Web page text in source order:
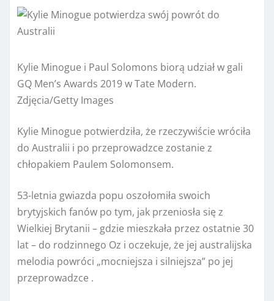
Kylie Minogue i Paul Solomons biorą udział w gali
GQ Men’s Awards 2019 w Tate Modern.
Zdjęcia/Getty Images
Kylie Minogue potwierdziła, że ​​rzeczywiście wróciła
do Australii i po przeprowadzce zostanie z
chłopakiem Paulem Solomonsem.
53-letnia gwiazda popu oszołomiła swoich
brytyjskich fanów po tym, jak przeniosła się z
Wielkiej Brytanii – gdzie mieszkała przez ostatnie 30
lat – do rodzinnego Oz i oczekuje, że jej australijska
melodia powróci „mocniejsza i silniejsza” po jej
przeprowadzce .